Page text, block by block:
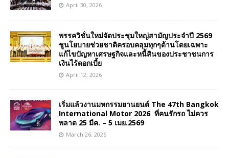
April 30, 2026
พรรควิชั่นใหม่จัดประชุมใหญ่สามัญประจำปี 2569
ชูนโยบายช่วยชาติครอบคลุมทุกๆด้านโดยเฉพาะ
แก้ไขปัญหาเศรษฐกิจและหนี้สินของประชาชนการ
เงินไร้ดอกเบี้ย
April 12, 2026
เริ่มแล้วงานมหกรรมยานยนต์ The 47th Bangkok
International Motor 2026 ที่คนรักรถ ไม่ควร
พลาด 25 มีค. – 5 เมย.2569
March 26, 2026